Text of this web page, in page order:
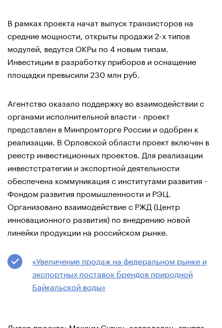
В рамках проекта начат выпуск транзисторов на
средние мощности, открыты продажи 2-х типов
модулей, ведутся ОКРы по 4 новым типам.
Инвестиции в разработку приборов и оснащение
площадки превысили 230 млн руб.
Агентство оказало поддержку во взаимодействии с
органами исполнительной власти - проект
представлен в Минпромторге России и одобрен к
реализации. В Орловской области проект включен в
реестр инвестиционных проектов. Для реализации
инвестстратегии и экспортной деятельности
обеспечена коммуникация с институтами развития -
Фондом развития промышленности и РЭЦ.
Организовано взаимодействие с РЖД (Центр
инновационного развития) по внедрению новой
линейки продукции на российском рынке.
«Увеличение продаж на федеральном рынке и
экспортных поставок брендов природной
Байкальской воды»